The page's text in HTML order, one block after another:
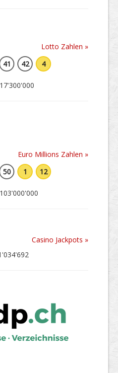
Lotto Zahlen »
41 42 4
Euro Millions Zahlen »
50 1 12
Casino Jackpots »